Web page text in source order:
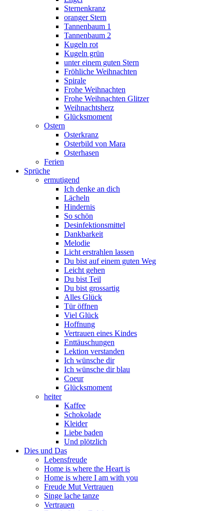
Sternenkranz
oranger Stern
Tannenbaum 1
Tannenbaum 2
Kugeln rot
Kugeln grün
unter einem guten Stern
Fröhliche Weihnachten
Spirale
Frohe Weihnachten
Frohe Weihnachten Glitzer
Weihnachtsherz
Glücksmoment
Ostern
Osterkranz
Osterbild von Mara
Osterhasen
Ferien
Sprüche
ermutigend
Ich denke an dich
Lächeln
Hindernis
So schön
Desinfektionsmittel
Dankbarkeit
Melodie
Licht erstrahlen lassen
Du bist auf einem guten Weg
Leicht gehen
Du bist Teil
Du bist grossartig
Alles Glück
Tür öffnen
Viel Glück
Hoffnung
Vertrauen eines Kindes
Enttäuschungen
Lektion verstanden
Ich wünsche dir
Ich wünsche dir blau
Coeur
Glücksmoment
heiter
Kaffee
Schokolade
Kleider
Liebe baden
Und plötzlich
Dies und Das
Lebensfreude
Home is where the Heart is
Home is where I am with you
Freude Mut Vertrauen
Singe lache tanze
Vertrauen